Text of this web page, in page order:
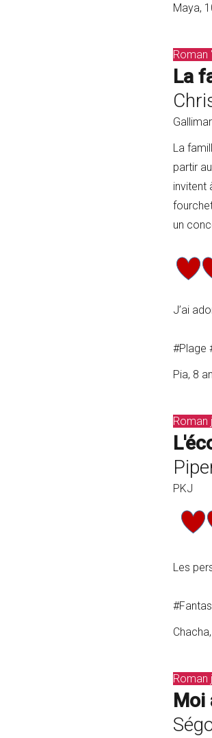
Maya,
Roman
La
La
partir
invitent
un
J’ai
#Plage
Pia, 8
Roman
PKJ
Les
Roman
Moi